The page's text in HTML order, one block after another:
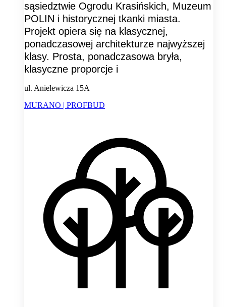
sąsiedztwie Ogrodu Krasińskich, Muzeum
POLIN i historycznej tkanki miasta.
Projekt opiera się na klasycznej,
ponadczasowej architekturze najwyższej
klasy. Prosta, ponadczasowa bryła,
klasyczne proporcje i
ul. Anielewicza 15A
MURANO | PROFBUD